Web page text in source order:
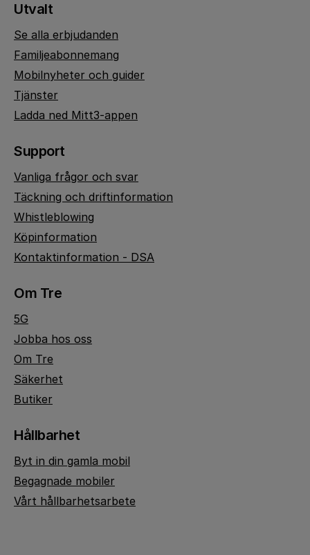
Utvalt
Se alla erbjudanden
Familjeabonnemang
Mobilnyheter och guider
Tjänster
Ladda ned Mitt3-appen
Support
Vanliga frågor och svar
Täckning och driftinformation
Whistleblowing
Köpinformation
Kontaktinformation - DSA
Om Tre
5G
Jobba hos oss
Om Tre
Säkerhet
Butiker
Hållbarhet
Byt in din gamla mobil
Begagnade mobiler
Vårt hållbarhetsarbete